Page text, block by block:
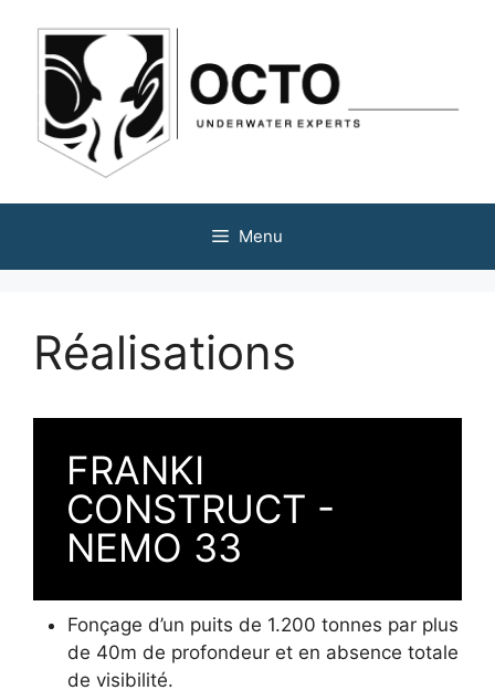
Menu
Réalisations
FRANKI
CONSTRUCT -
NEMO 33
Fonçage d’un puits de 1.200 tonnes par plus
de 40m de profondeur et en absence totale
de visibilité.